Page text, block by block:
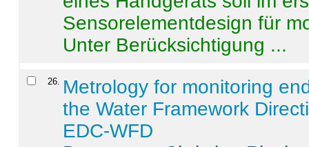
Sensorelementdesign für
Unter Berücksichtigung ...
26. Metrology for monitoring
the Water Framework
EDC-WFD